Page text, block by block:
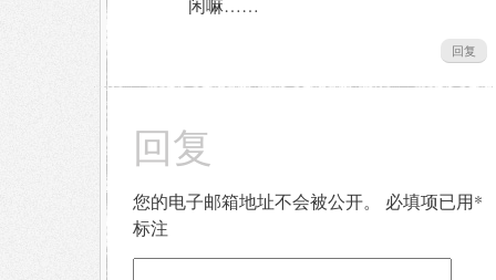
闲嘛……
回复
回复
您的电子邮箱地址不会被公开。 必填项已用*
标注